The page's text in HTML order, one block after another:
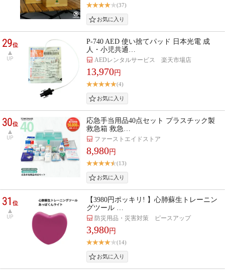
(37)
29位
UP
P-740 AED 使い捨てパッド 日本光電 成
人・小児共通…
AEDレンタルサービス 楽天市場店
13,970円
(4)
30位
UP
応急手当用品40点セット プラスチック製
救急箱 救急…
ファーストエイドストア
8,980円
(13)
31位
UP
【3980円ポッキリ! 】心肺蘇生トレーニン
グツール …
防災用品・災害対策 ピースアップ
3,980円
(14)